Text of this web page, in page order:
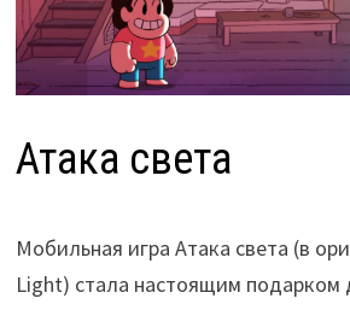
Атака света
Мобильная игра Атака света (в
Light) стала настоящим подарком